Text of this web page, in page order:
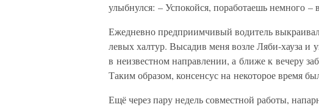
улыбнулся: – Успокойся, поработаешь немного
Ежедневно предприимчивый водитель
левых халтур. Высадив меня возле Ляби-хауза и
в неизвестном направлении, а ближе к вечеру
Таким образом, консенсус на некоторое время
Ещё через пару недель совместной работы,